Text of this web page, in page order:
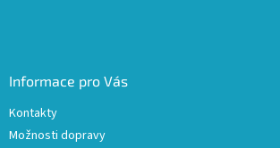
Informace pro Vás
Kontakty
Možnosti dopravy